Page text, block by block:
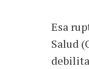
Esa
Salud